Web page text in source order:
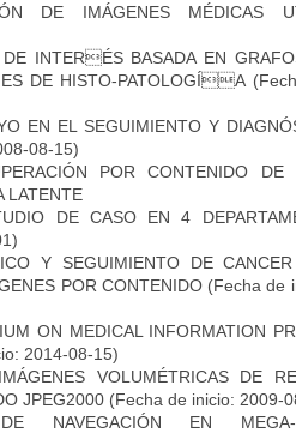
DE IMÁGENES MÉDICAS
INTERÉS BASADA EN
DE HISTO-PATOLOGÍA
EN EL SEGUIMIENTO Y
08-15)
POR CONTENIDO DE
LATENTE
DE CASO EN 4
Y SEGUIMIENTO DE
POR CONTENIDO(Fecha de
ON MEDICAL INFORMATION
2014-08-15)
VOLUMÉTRICAS DE
JPEG2000 (Fecha de inicio: 2009-
NAVEGACIÓN EN MEGA-